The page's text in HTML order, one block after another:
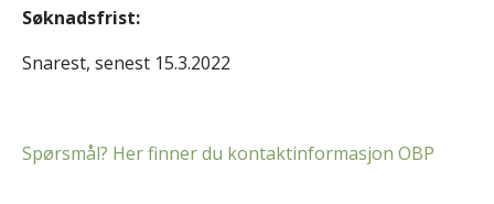
Søknadsfrist:
Snarest, senest 15.3.2022
Spørsmål? Her finner du kontaktinformasjon OBP